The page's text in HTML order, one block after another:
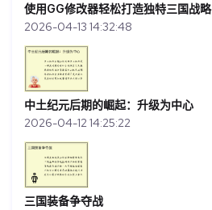
使用GG修改器轻松打造独特三国战略
2026-04-13 14:32:48
中土纪元后期的崛起：升级为中心
2026-04-12 14:25:22
三国装备争夺战